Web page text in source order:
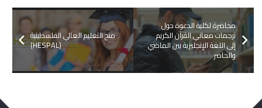
منح التعليم العالي الفلسطينية
(HESPAL)
محاضرة لكلية الدعوة حول
ترجمات معاني القرآن الكريم
إلى اللغة الإنجليزية بين الماضي
والحاضر